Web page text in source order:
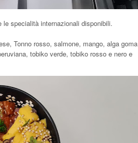
specialità internazionali disponibili.
Tonno rosso, salmone, mango, alga goma
tobiko verde, tobiko rosso e nero e